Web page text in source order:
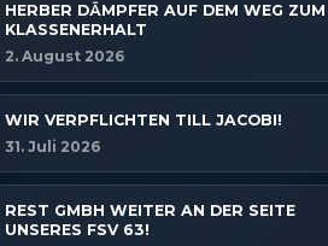
HERBER DÄMPFER AUF DEM WEG ZUM
KLASSENERHALT
2. August 2026
WIR VERPFLICHTEN TILL JACOBI!
31. Juli 2026
REST GMBH WEITER AN DER SEITE
UNSERES FSV 63!